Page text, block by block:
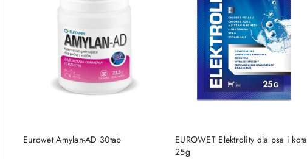
Eurowet Amylan-AD 30tab
DO KOSZYKA
EUROWET Elektrolity dla psa i kota
25g
DO KOSZYKA